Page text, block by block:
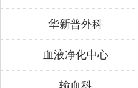
华新普外科
血液净化中心
输血科